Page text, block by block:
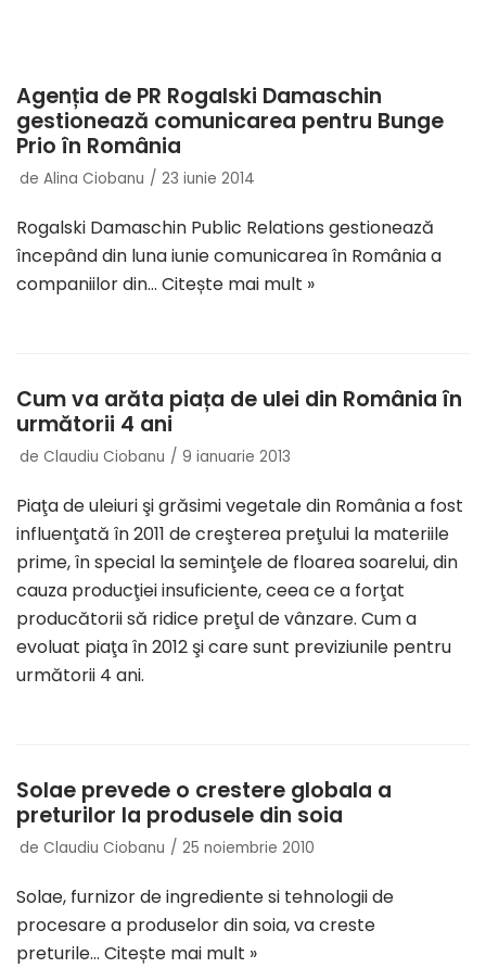
Agenția de PR Rogalski Damaschin
gestionează comunicarea pentru Bunge
Prio în România
de Alina Ciobanu 23 iunie 2014
Rogalski Damaschin Public Relations gestionează
începând din luna iunie comunicarea în România a
companiilor din… Citește mai mult »
Cum va arăta piața de ulei din România în
următorii 4 ani
de Claudiu Ciobanu 9 ianuarie 2013
Piaţa de uleiuri şi grăsimi vegetale din România a fost
influenţată în 2011 de creşterea preţului la materiile
prime, în special la seminţele de floarea soarelui, din
cauza producţiei insuficiente, ceea ce a forţat
producătorii să ridice preţul de vânzare. Cum a
evoluat piaţa în 2012 şi care sunt previziunile pentru
următorii 4 ani.
Solae prevede o crestere globala a
preturilor la produsele din soia
de Claudiu Ciobanu 25 noiembrie 2010
Solae, furnizor de ingrediente si tehnologii de
procesare a produselor din soia, va creste
preturile… Citește mai mult »